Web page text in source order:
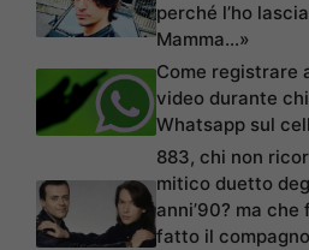
perché l’ho
Mamma…»
Come registrare
video durante
Whatsapp sul
883, chi non
mitico duetto
anni’90? ma che
fatto il